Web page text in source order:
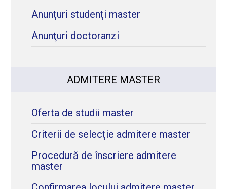
Anunțuri studenți master
Anunţuri doctoranzi
ADMITERE MASTER
Oferta de studii master
Criterii de selecție admitere master
Procedură de înscriere admitere
master